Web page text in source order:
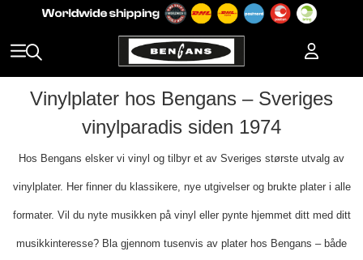
Vinylplater hos Bengans – Sveriges
vinylparadis siden 1974
Hos Bengans elsker vi vinyl og tilbyr et av Sveriges største utvalg av
vinylplater. Her finner du klassikere, nye utgivelser og brukte plater i alle
formater. Vil du nyte musikken på vinyl eller pynte hjemmet ditt med ditt
musikkinteresse? Bla gjennom tusenvis av plater hos Bengans – både